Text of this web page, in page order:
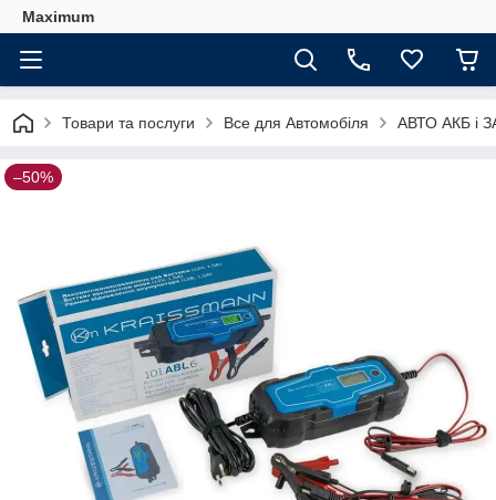
Maximum
Товари та послуги Все для Автомобіля АВТО АКБ і
–50%